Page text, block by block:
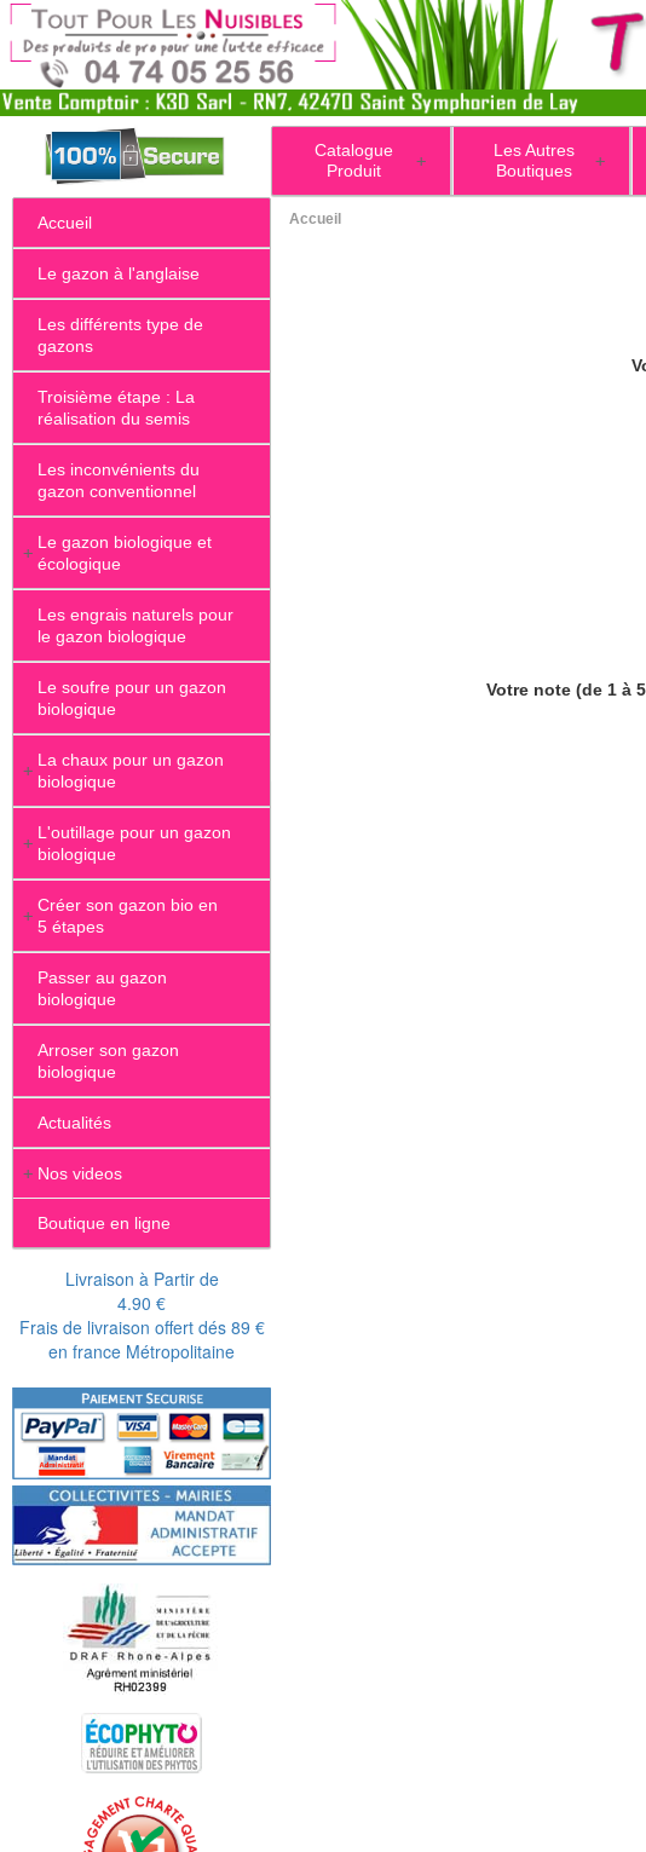
+
Catalogue
Produit
+
Les Autres
Boutiques
Accueil
Le gazon à l'anglaise
Les différents type de
gazons
Troisième étape : La
réalisation du semis
Les inconvénients du
gazon conventionnel
+
Le gazon biologique et
écologique
Les engrais naturels pour
le gazon biologique
Le soufre pour un gazon
biologique
+
La chaux pour un gazon
biologique
+
L'outillage pour un gazon
biologique
+
Créer son gazon bio en
5 étapes
Passer au gazon
biologique
Arroser son gazon
biologique
Actualités
+ Nos videos
Boutique en ligne
Livraison à Partir de
4.90 €
Frais de livraison offert dés 89 €
en france Métropolitaine
Accueil
Votre note (de 1 à